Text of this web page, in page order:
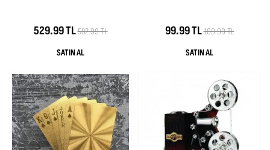
529.99 TL582.99 TL 99.99 TL109.99 TL